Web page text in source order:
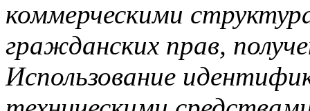
коммерческими
гражданских прав,
Использование